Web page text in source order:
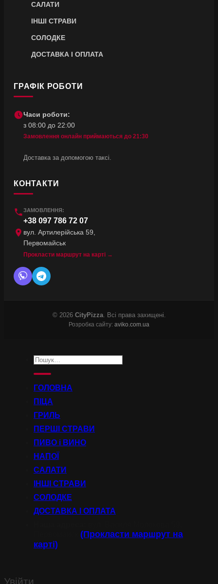
САЛАТИ
ІНШІ СТРАВИ
СОЛОДКЕ
ДОСТАВКА І ОПЛАТА
ГРАФІК РОБОТИ
Часи роботи:
з 08:00 до 22:00
Замовлення онлайн приймаються до 21:30
Доставка за допомогою таксі.
КОНТАКТИ
ЗАМОВЛЕННЯ:
+38 097 786 72 07
вул. Артилерійська 59,
Первомайськ
Прокласти маршрут на карті →
© 2026 CityPizza. Всі права захищені.
Розробка сайту: aviko.com.ua
Шукати:
ГОЛОВНА
ПІЦА
ГРИЛЬ
ПЕРШІ СТРАВИ
ПИВО і ВИНО
НАПОЇ
САЛАТИ
ІНШІ СТРАВИ
СОЛОДКЕ
ДОСТАВКА І ОПЛАТА
(Прокласти маршрут на
карті)
Увійти